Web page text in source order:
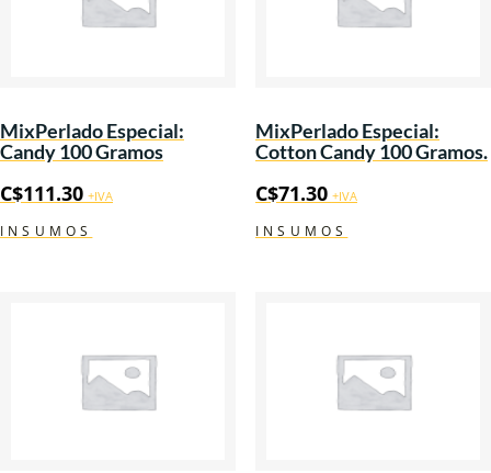
MixPerlado Especial:
Candy 100 Gramos
C$111.30 +IVA
INSUMOS
MixPerlado Especial:
Cotton Candy 100 Gramos.
C$71.30 +IVA
INSUMOS